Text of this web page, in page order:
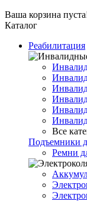
Ваша корзина
Каталог
Реабилитация
Все
Подъемники
Ремни